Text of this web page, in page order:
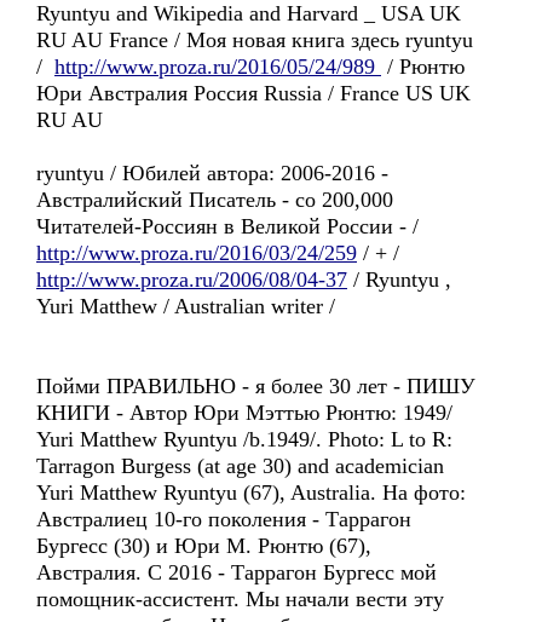
Ryuntyu and Wikipedia and Harvard _ USA UK
RU AU France / Моя новая книга здесь ryuntyu
/ http://www.proza.ru/2016/05/24/989 / Рюнтю
Юри Австралия Россия Russia / France US UK
RU AU
ryuntyu / Юбилей автора: 2006-2016 -
Австралийский Писатель - со 200,000
Читателей-Россиян в Великой России - /
http://www.proza.ru/2016/03/24/259 / + /
http://www.proza.ru/2006/08/04-37 / Ryuntyu ,
Yuri Matthew / Australian writer /
Пойми ПРАВИЛЬНО - я более 30 лет - ПИШУ
КНИГИ - Автор Юри Мэттью Рюнтю: 1949/
Yuri Matthew Ryuntyu /b.1949/. Photo: L to R:
Tarragon Burgess (at age 30) and academician
Yuri Matthew Ryuntyu (67), Australia. На фото:
Австралиец 10-го поколения - Таррагон
Бургесс (30) и Юри М. Рюнтю (67),
Австралия. С 2016 - Таррагон Бургесс мой
помощник-ассистент. Мы начали вести эту